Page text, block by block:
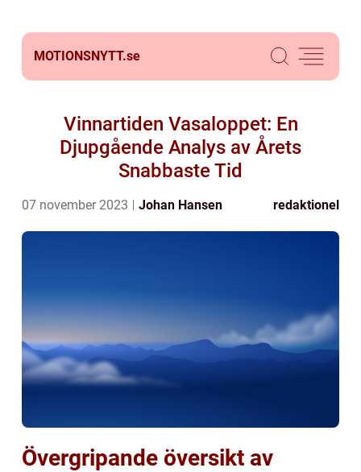
MOTIONSNYTT.se
Vinnartiden Vasaloppet: En
Djupgående Analys av Årets
Snabbaste Tid
07 november 2023 Johan Hansen redaktionel
Övergripande översikt av